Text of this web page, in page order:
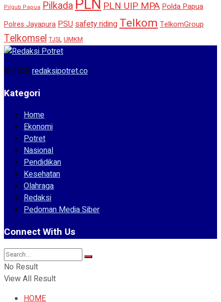
Pilgub Papua Pilkada PLN UIP MPA Polda Papua
Polres JayapuraPSUsafety ridingTelkomTelkomGroup
Telkomsel TJSL UMKM
© 2023 redaksipotret.co -
Kategori
Home
Ekonomi
Potret
Nasional
Pendidikan
Kesehatan
Olahraga
Redaksi
Pedoman Media Siber
Connect With Us
No Result
View All Result
HOME